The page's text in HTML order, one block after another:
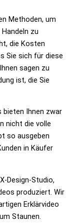
Methoden, um
zu
die Kosten
Sie sich für diese
sagen zu
ist, die Sie
bieten Ihnen zwar
nicht die volle
so ausgeben
in Käufer
Design-Studio,
produziert. Wir
Erklärvideo
Staunen.